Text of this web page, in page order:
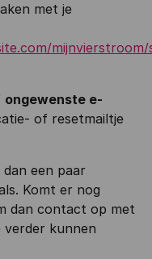
met je
ongewenste e-
of resetmailtje
een paar
Komt er nog
dan contact op met
verder kunnen